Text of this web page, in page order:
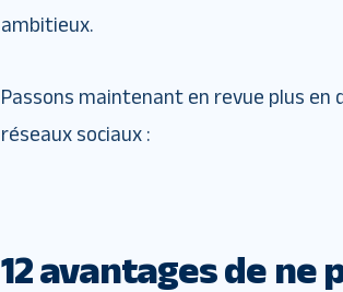
ambitieux.
Passons maintenant en revue plus
réseaux sociaux :
12 avantages de ne